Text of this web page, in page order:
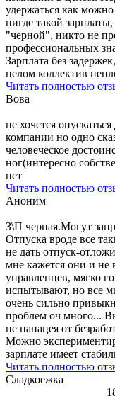
удержаться как
нигде такой
"черной", никто не
профессиональных
Зарплата без
целом коллектив
Читать полностью
Вова
не хочется
компании но одно
человеческое
ног(интересно
нет
Читать полностью
Аноним
З\П черная.Могут
Отпуска вроде все
не дать отпуск-
мне кажется они и не
управленцев, мягко
испытывают, но все
очень сильно
проблем оч много...
не панацея от
Можно
зарплате имеет
Читать полностью
Сладкоежка